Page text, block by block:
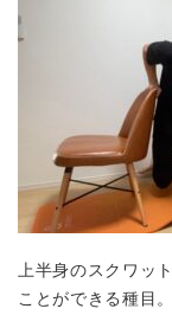
上半身のスクワッ
ことができる種目。